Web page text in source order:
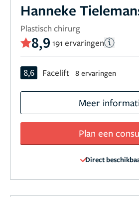
Hanneke
Plastisch chirurg
8,9 191 ervaringen
8,6 Facelift 8 ervaringen
Meer
Plan een
Direct